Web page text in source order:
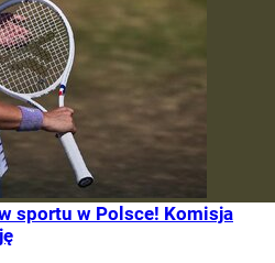
sportu w Polsce! Komisja